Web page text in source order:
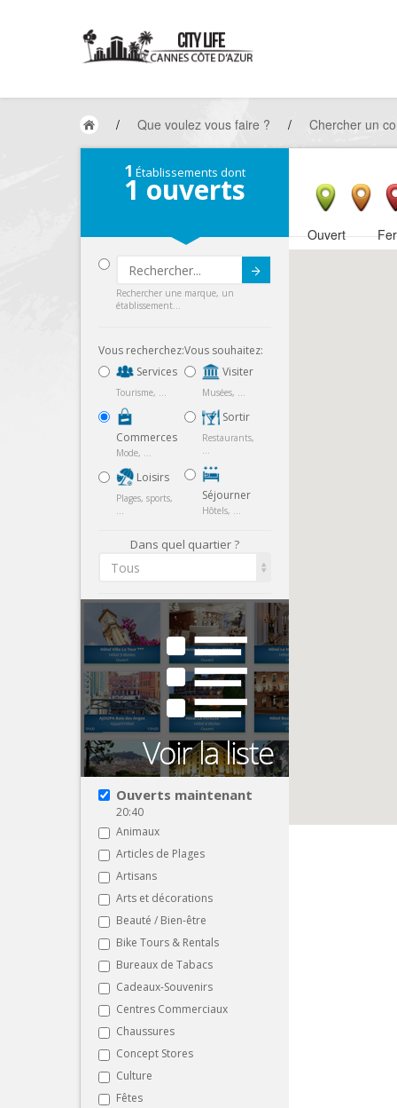
/ Que voulez vous faire ? / Chercher un
1 Établissements dont
1 ouverts
Submit
Rechercher une marque, un
établissement...
Vous recherchez:
Services
Tourisme, ...
Commerces
Mode, ...
Loisirs
Plages, sports,
...
Vous souhaitez:
Visiter
Musées, ...
Sortir
Restaurants,
...
Séjourner
Hôtels, ...
Dans quel quartier ?
Tous
Ouverts maintenant
20:40
Animaux
Articles de Plages
Artisans
Arts et décorations
Beauté / Bien-être
Bike Tours & Rentals
Bureaux de Tabacs
Cadeaux-Souvenirs
Centres Commerciaux
Chaussures
Concept Stores
Culture
Fêtes
Ouvert